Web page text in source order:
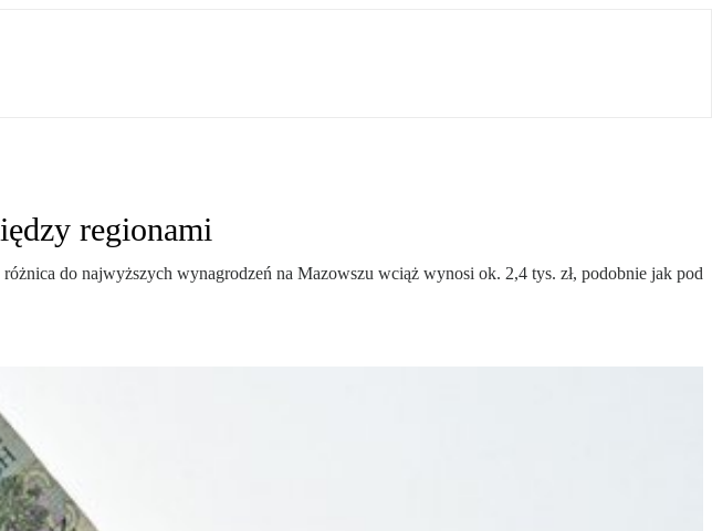
regionami
do najwyższych wynagrodzeń na Mazowszu wciąż wynosi ok. 2,4 tys. zł, podobnie jak pod